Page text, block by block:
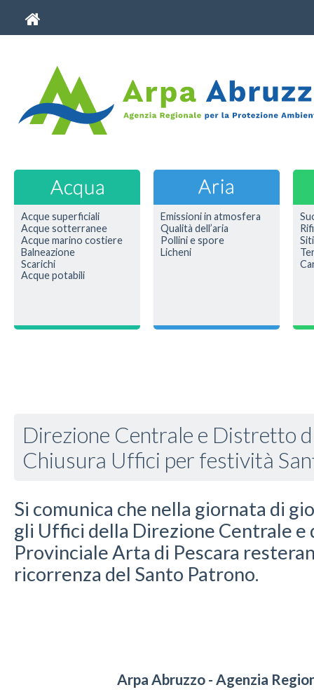
Acque superficiali
Acque sotterranee
Acque marino costiere
Balneazione
Scarichi
Acque potabili
Emissioni in atmosfera
Qualità dell’aria
Pollini e spore
Licheni
Direzione Centrale e Distretto
Chiusura Uffici per festività
Si comunica che nella giornata di
gli Uffici della Direzione Centrale
Provinciale Arta di Pescara
ricorrenza del Santo Patrono.
Arpa Abruzzo - Agenzia